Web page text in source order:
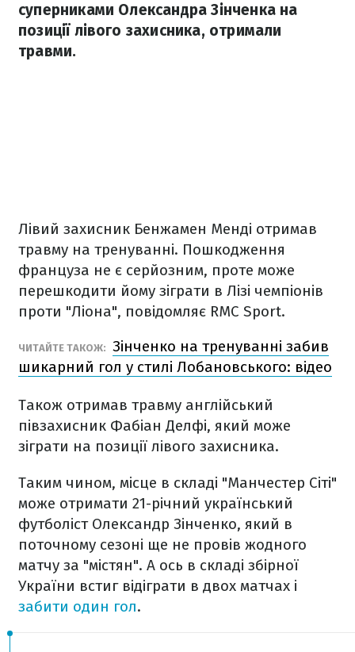
суперниками Олександра Зінченка на
позиції лівого захисника, отримали
травми.
Лівий захисник Бенжамен Менді отримав
травму на тренуванні. Пошкодження
француза не є серйозним, проте може
перешкодити йому зіграти в Лізі чемпіонів
проти "Ліона", повідомляє RMC Sport.
ЧИТАЙТЕ ТАКОЖ: Зінченко на тренуванні забив
шикарний гол у стилі Лобановського: відео
Також отримав травму англійський
півзахисник Фабіан Делфі, який може
зіграти на позиції лівого захисника.
Таким чином, місце в складі "Манчестер Сіті"
може отримати 21-річний український
футболіст Олександр Зінченко, який в
поточному сезоні ще не провів жодного
матчу за "містян". А ось в складі збірної
України встиг відіграти в двох матчах і
забити один гол.